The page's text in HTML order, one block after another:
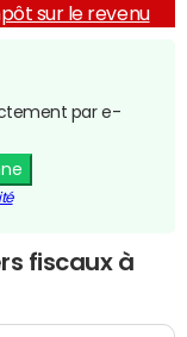
sur le revenu
par e-
fiscaux à